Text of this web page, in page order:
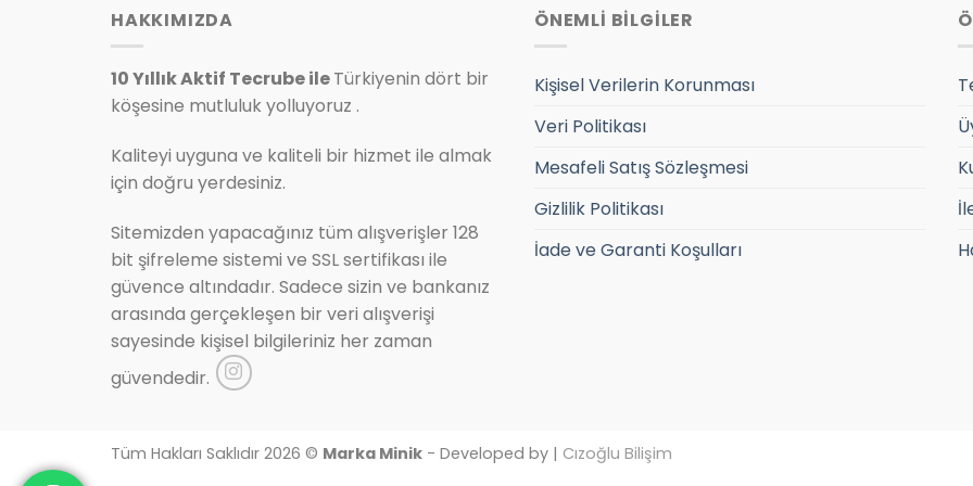
HAKKIMIZDA
10 Yıllık Aktif Tecrube ileTürkiyenin dört bir
köşesine mutluluk yolluyoruz .
Kaliteyi uyguna ve kaliteli bir hizmet ile almak
için doğru yerdesiniz.
Sitemizden yapacağınız tüm alışverişler 128
bit şifreleme sistemi ve SSL sertifikası ile
güvence altındadır. Sadece sizin ve bankanız
arasında gerçekleşen bir veri alışverişi
sayesinde kişisel bilgileriniz her zaman
güvendedir.
ÖNEMLİ BİLGİLER
Kişisel Verilerin Korunması
Veri Politikası
Mesafeli Satış Sözleşmesi
Gizlilik Politikası
İade ve Garanti Koşulları
Tüm Hakları Saklıdır 2026 © Marka Minik - Developed by | Cızoğlu Bilişim